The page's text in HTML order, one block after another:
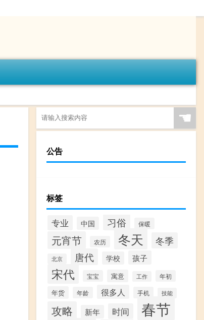
☚
公告
标签
专业 中国 习俗 保暖
元宵节 农历 冬天 冬季
北京 唐代 学校 孩子
宋代 宝宝 寓意 工作 年初
年货 年龄 很多人 手机 技能
攻略 新年 时间 春节